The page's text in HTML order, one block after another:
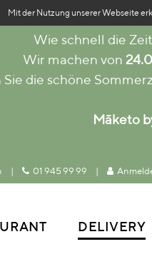
Wie schnell die
Wir machen von
Sie die schöne
Māketo
| 01 945 99 99 |
DELIVERY
Mit der Nutzung unserer Webseite